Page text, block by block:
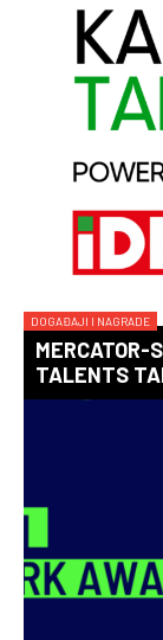
DOGAĐAJI I NAGRADE
MERCATOR-
TALENTS